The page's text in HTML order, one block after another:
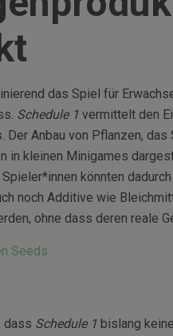
das Spiel für
Schedule 1 vermittelt den
Der Anbau von Pflanzen,
in kleinen Minigames
könnten
noch Additive wie
ohne dass deren reale
dass Schedule 1 bislang